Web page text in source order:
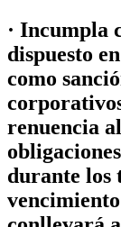
· Incumpla
dispuesto
como
renuencia
durante los